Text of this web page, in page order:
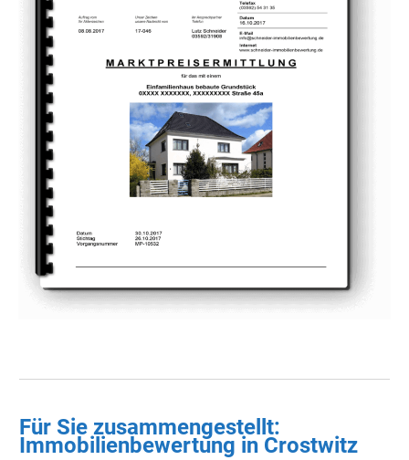
Für Sie zusammengestellt :
Immobilienbewertung in Crostwitz